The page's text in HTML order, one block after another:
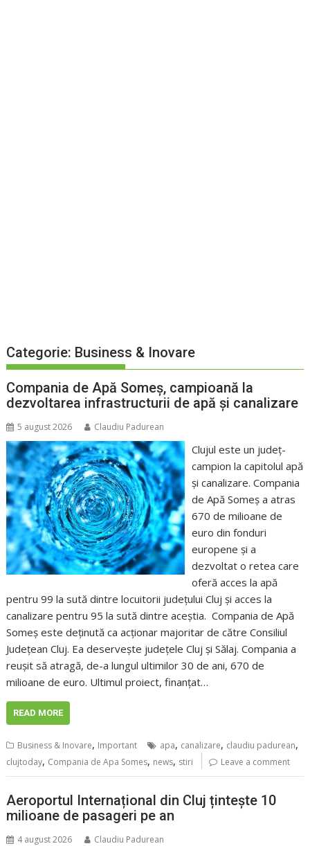
Categorie: Business & Inovare
Compania de Apă Someș, campioană la
dezvoltarea infrastructurii de apă și canalizare
5 august 2026 Claudiu Padurean
Clujul este un județ-
campion la capitolul apă
și canalizare. Compania
de Apă Someș a atras
670 de milioane de
euro din fonduri
europene și a
dezvoltat o retea care
oferă acces la apă
pentru 99 la sută dintre locuitorii județului Cluj și acces la
canalizare pentru 95 la sută dintre aceștia. Compania de Apă
Someș este deținută ca acționar majoritar de către Consiliul
Județean Cluj. Ea deservește județele Cluj și Sălaj. Compania a
reușit să atragă, de-a lungul ultimilor 30 de ani, 670 de
milioane de euro. Ultimul proiect, finanțat…
READ MORE
Business & Inovare, Important apa, canalizare, claudiu padurean,
clujtoday, Compania de Apa Somes, news, stiri Leave a comment
Aeroportul Internațional din Cluj țintește 10
milioane de pasageri pe an
4 august 2026 Claudiu Padurean